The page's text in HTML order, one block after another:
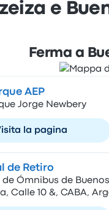
e
Ferma a
AEP
Jorge Newbery
la pagina
de Retiro
Ómnibus de
Calle 10 &, CABA,